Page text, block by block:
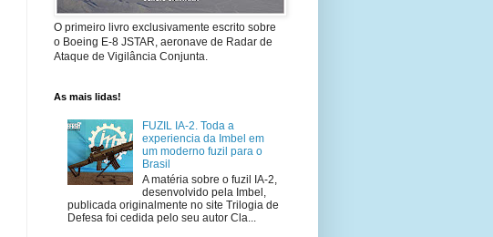
O primeiro livro exclusivamente escrito sobre
o Boeing E-8 JSTAR, aeronave de Radar de
Ataque de Vigilância Conjunta.
As mais lidas!
FUZIL IA-2. Toda a
experiencia da Imbel em
um moderno fuzil para o
Brasil
A matéria sobre o fuzil IA-2,
desenvolvido pela Imbel,
publicada originalmente no site Trilogia de
Defesa foi cedida pelo seu autor Cla...